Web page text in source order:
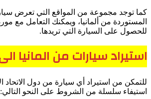
كما توجد مجموعة من المواقع التي تعرض
المستوردة من ألمانيا، ويمكنك التعامل مع
للحصول على السيارة التي تريدها.
استيراد سيارات من المانيا
للتمكن من استيراد أي سيارة من دول الاتحاد
استيفاء سلسلة من الشروط على النحو التالي: